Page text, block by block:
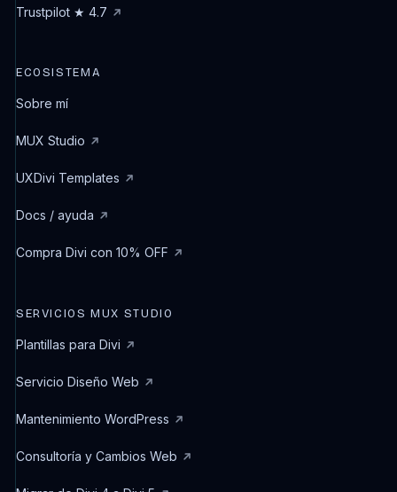
Trustpilot ★ 4.7
ECOSISTEMA
Sobre mí
MUX Studio
UXDivi Templates
Docs / ayuda
Compra Divi con 10% OFF
SERVICIOS MUX STUDIO
Plantillas para Divi
Servicio Diseño Web
Mantenimiento WordPress
Consultoría y Cambios Web